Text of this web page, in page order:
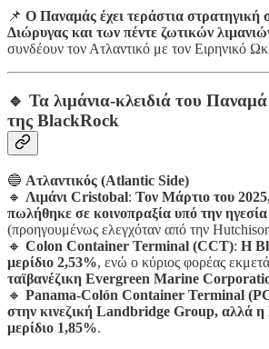
📌 Ο Παναμάς έχει τεράστια στρατηγική
Διώρυγας και των πέντε ζωτικών
συνδέουν τον Ατλαντικό με τον Ειρηνικό
🔹 Τα λιμάνια-κλειδιά του
της BlackRock
🔵 Ατλαντικός (Atlantic Side)
🔸 Λιμάνι Cristobal: Τον Μάρτιο του
πωλήθηκε σε κοινοπραξία υπό την
(προηγουμένως ελεγχόταν από την
🔸 Colon Container Terminal (CCT): Η
μερίδιο 2,53%, ενώ ο κύριος φορέας
ταϊβανέζικη Evergreen Marine
🔸 Panama-Colón Container Terminal
στην κινεζική Landbridge Group, αλλά η
μερίδιο 1,85%.